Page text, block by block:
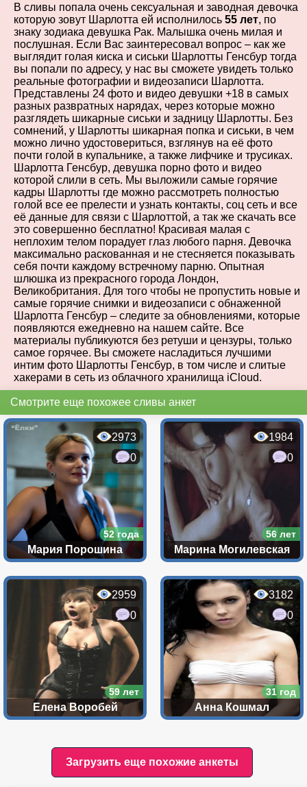
В сливы попала очень сексуальная и заводная девочка
которую зовут Шарлотта ей исполнилось 55 лет, по
знаку зодиака девушка Рак. Малышка очень милая и
послушная. Если Вас заинтересовал вопрос – как же
выглядит голая киска и сиськи Шарлотты Генсбур тогда
вы попали по адресу, у нас вы сможете увидеть только
реальные фотографии и видеозаписи Шарлотта.
Представлены 24 фото и видео девушки +18 в самых
разных развратных нарядах, через которые можно
разглядеть шикарные сиськи и задницу Шарлотты. Без
сомнений, у Шарлотты шикарная попка и сиськи, в чем
можно лично удостовериться, взглянув на её фото
почти голой в купальнике, а также лифчике и трусиках.
Шарлотта Генсбур, девушка порно фото и видео
которой слили в сеть. Мы выложили самые горячие
кадры Шарлотты где можно рассмотреть полностью
голой все ее прелести и узнать контакты, соц сеть и все
её данные для связи с Шарлоттой, а так же скачать все
это совершенно бесплатно! Красивая малая с
неплохим телом порадует глаз любого парня. Девочка
максимально раскованная и не стесняется показывать
себя почти каждому встречному парню. Опытная
шлюшка из прекрасного города Лондон,
Великобритания. Для того чтобы не пропустить новые и
самые горячие снимки и видеозаписи с обнаженной
Шарлотта Генсбур – следите за обновлениями, которые
появляются ежедневно на нашем сайте. Все
материалы публикуются без ретуши и цензуры, только
самое горячее. Вы сможете насладиться лучшими
интим фото Шарлотты Генсбур, в том числе и слитые
хакерами в сеть из облачного хранилища iCloud.
Смотрите еще похожее сливы анкет
2973
0
52 года
Мария Порошина
1984
0
56 лет
Марина Могилевская
2959
0
59 лет
Елена Воробей
3182
0
31 год
Анна Кошмал
Загрузить еще похожие анкеты